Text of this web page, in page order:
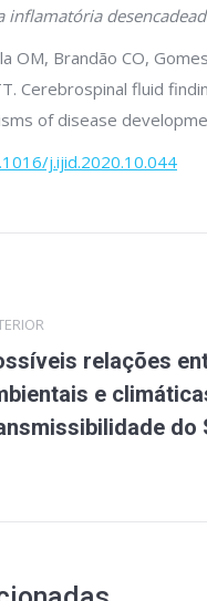
inflamatória
OM, Brandão CO,
Cerebrospinal fluid
of disease
j.ijid.2020.10.044
relações
e
do